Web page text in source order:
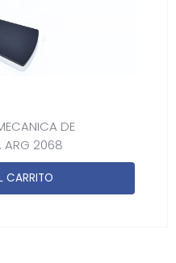
DE
ARG 2068
CARRITO